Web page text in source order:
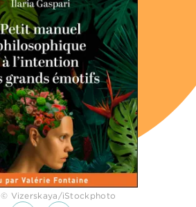
Vizerskaya/iStockphoto